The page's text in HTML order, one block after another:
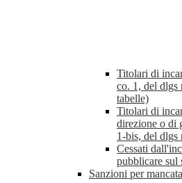
Titolari di
co. 1, del dlgs
tabelle)
Titolari di
direzione o di
1-bis, del dlgs
Cessati
pubblicare sul
Sanzioni per